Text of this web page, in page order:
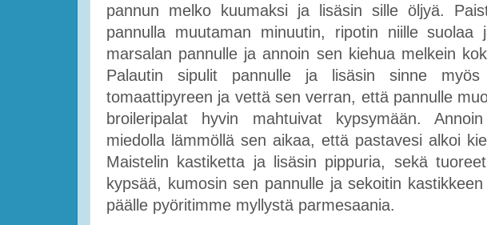
pannun melko kuumaksi ja lisäsin sille öljyä.
pannulla muutaman minuutin, ripotin niille suolaa
marsalan pannulle ja annoin sen kiehua melkein
Palautin sipulit pannulle ja lisäsin sinne myös
tomaattipyreen ja vettä sen verran, että pannulle
broileripalat hyvin mahtuivat kypsymään.
miedolla lämmöllä sen aikaa, että pastavesi alkoi
Maistelin kastiketta ja lisäsin pippuria, sekä
kypsää, kumosin sen pannulle ja sekoitin
päälle pyöritimme myllystä parmesaania.